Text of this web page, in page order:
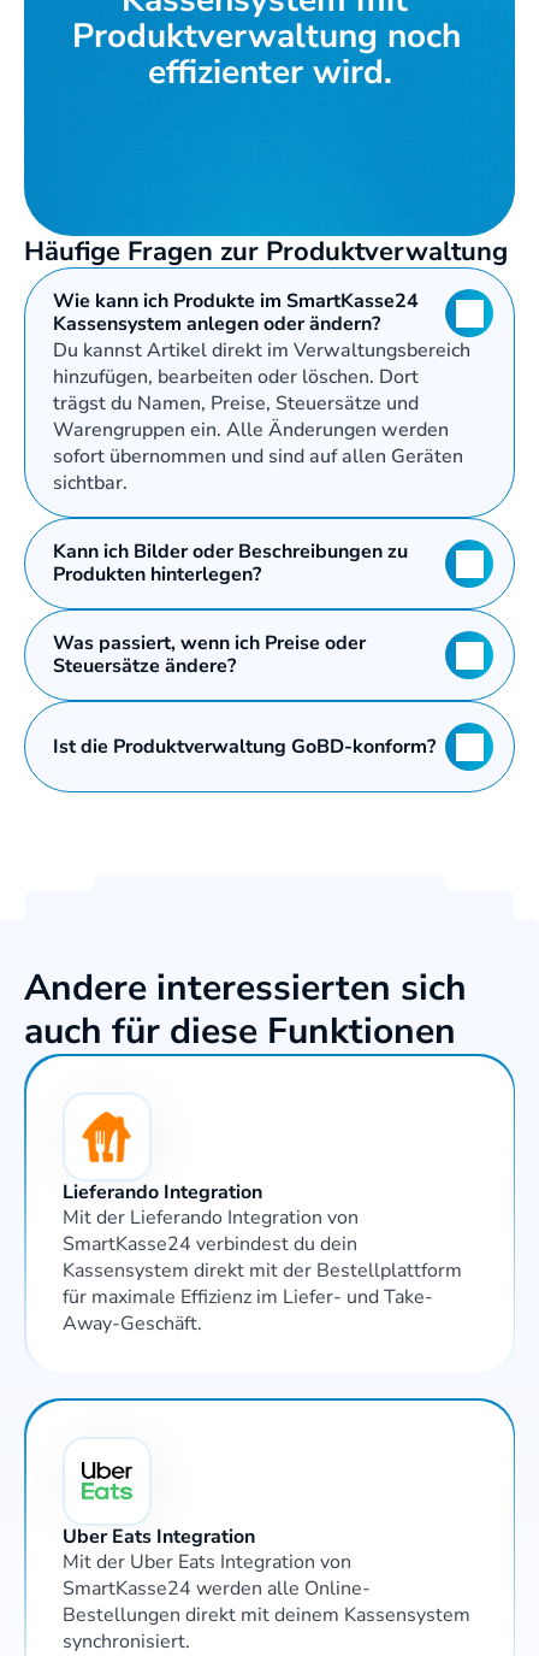
Produktverwaltung noch
effizienter wird.
Häufige Fragen zur Produktverwaltung
Wie kann ich Produkte im SmartKasse24
Kassensystem anlegen oder ändern?
Du kannst Artikel direkt im Verwaltungsbereich
hinzufügen, bearbeiten oder löschen. Dort
trägst du Namen, Preise, Steuersätze und
Warengruppen ein. Alle Änderungen werden
sofort übernommen und sind auf allen Geräten
sichtbar.
Kann ich Bilder oder Beschreibungen zu
Produkten hinterlegen?
Was passiert, wenn ich Preise oder
Steuersätze ändere?
Ist die Produktverwaltung GoBD-konform?
Andere interessierten sich
auch für diese Funktionen
Lieferando Integration
Mit der Lieferando Integration von
SmartKasse24 verbindest du dein
Kassensystem direkt mit der Bestellplattform
für maximale Effizienz im Liefer- und Take-
Away-Geschäft.
Uber Eats Integration
Mit der Uber Eats Integration von
SmartKasse24 werden alle Online-
Bestellungen direkt mit deinem Kassensystem
synchronisiert.